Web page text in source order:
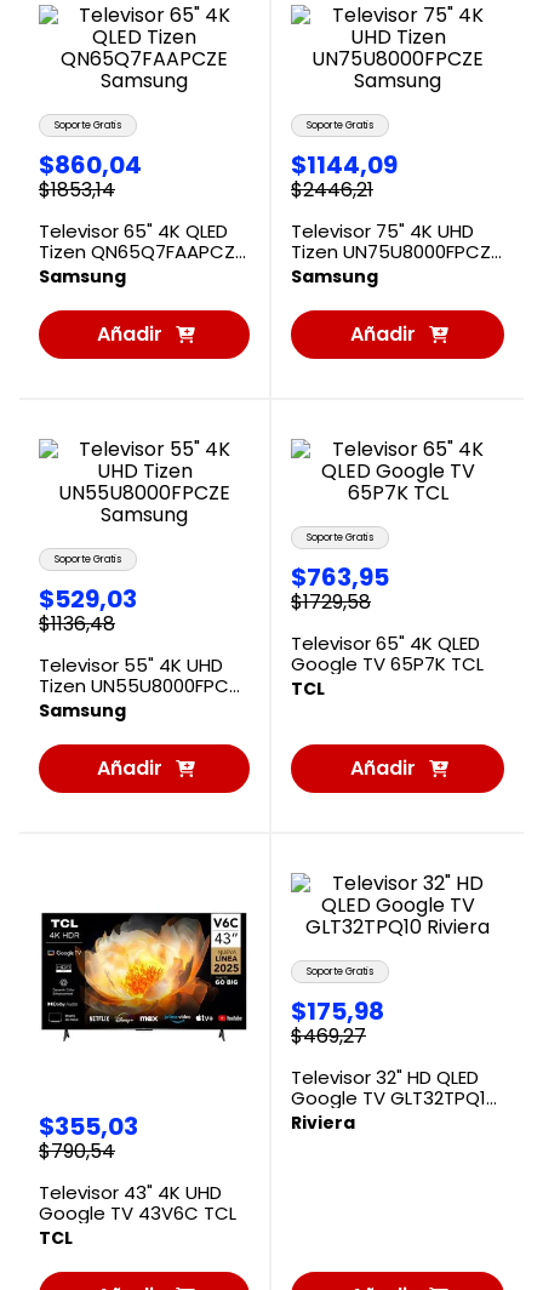
Soporte Gratis
$860,04
$1853,14
Televisor 65" 4K QLED
Tizen QN65Q7FAAPCZE
Samsung
Samsung
Añadir
al
Soporte Gratis
$1144,09
$2446,21
Televisor 75" 4K UHD
Tizen UN75U8000FPCZE
Samsung
Samsung
Añadir
al
Soporte Gratis
$529,03
$1136,48
Televisor 55" 4K UHD
Tizen UN55U8000FPCZE
Samsung
Samsung
Añadir
al
Soporte Gratis
$763,95
$1729,58
Televisor 65" 4K QLED
Google TV 65P7K TCL
TCL
Añadir
al
$355,03
$790,54
Televisor 43" 4K UHD
Google TV 43V6C TCL
TCL
Soporte Gratis
$175,98
$469,27
Televisor 32" HD QLED
Google TV GLT32TPQ10
Riviera
Riviera